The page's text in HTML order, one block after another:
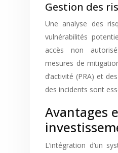
Gestion des
Une analyse des
vulnérabilités
accès non
mesures de
d’activité (PRA) et
des incidents sont
Avantages
L’intégration d’un